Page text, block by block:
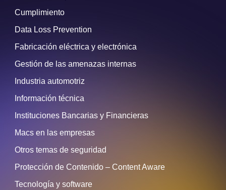
Cumplimiento
Data Loss Prevention
Fabricación eléctrica y electrónica
Gestión de las amenazas internas
Industria automotriz
Información técnica
Instituciones Bancarias y Financieras
Macs en las empresas
Otros temas de seguridad
Protección de Contenido – Content Aware
Tecnología y software